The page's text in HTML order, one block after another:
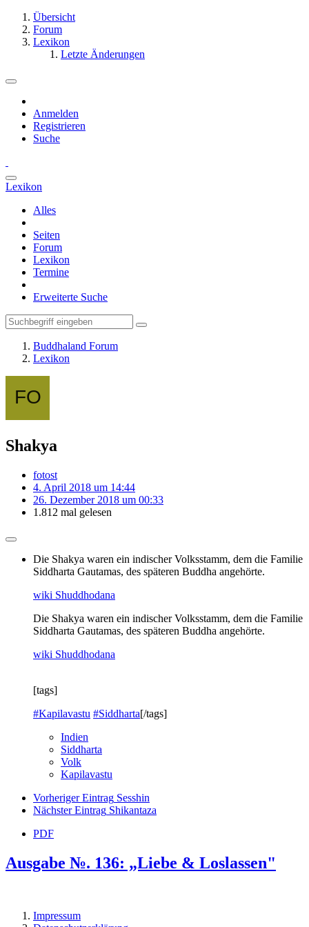
Übersicht
Forum
Lexikon
Letzte Änderungen
Anmelden
Registrieren
Suche
Lexikon
Alles
Seiten
Forum
Lexikon
Termine
Erweiterte Suche
Buddhaland Forum
Lexikon
Shakya
fotost
4. April 2018 um 14:44
26. Dezember 2018 um 00:33
1.812 mal gelesen
Die Shakya waren ein indischer Volksstamm, dem die Familie
Siddharta Gautamas, des späteren Buddha angehörte.
wiki Shuddhodana
Die Shakya waren ein indischer Volksstamm, dem die Familie
Siddharta Gautamas, des späteren Buddha angehörte.
wiki Shuddhodana
[tags]
#Kapilavastu #Siddharta[/tags]
Indien
Siddharta
Volk
Kapilavastu
Vorheriger Eintrag Sesshin
Nächster Eintrag Shikantaza
PDF
Ausgabe №. 136: „Liebe & Loslassen"
Impressum